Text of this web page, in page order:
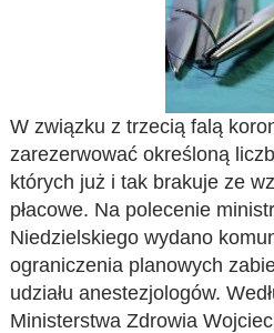
W związku z trzecią falą
zarezerwować określoną
których już i tak brakuje ze
płacowe. Na polecenie
Niedzielskiego wydano
ograniczenia planowych
udziału anestezjologów.
Ministerstwa Zdrowia